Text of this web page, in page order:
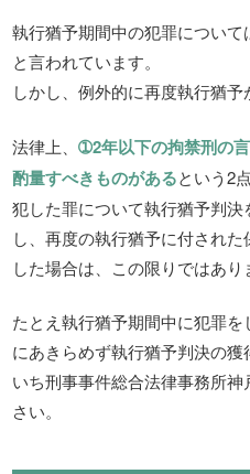
執行猶予期間中の犯罪につい
と言われています。
しかし、例外的に再度執行猶予
法律上、➀2年以下の拘禁刑の
酌量すべきものがあるという2
犯した罪について執行猶予判
し、再度の執行猶予に付され
した場合は、この限りではあり
たとえ執行猶予期間中に犯罪
にあきらめず執行猶予判決の
いち刑事事件総合法律事務所
さい。